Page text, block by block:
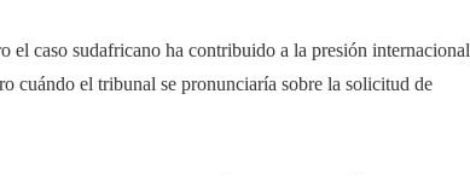
el caso sudafricano ha contribuido a la presión internacional
cuándo el tribunal se pronunciaría sobre la solicitud de